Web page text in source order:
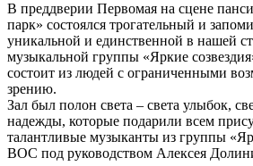
В преддверии Первомая на сцене
парк» состоялся трогательный и
уникальной и единственной в нашей
музыкальной группы «Яркие
состоит из людей с ограниченными
зрению.
Зал был полон света – света улыбок,
надежды, которые подарили всем
талантливые музыканты из группы
ВОС под руководством Алексея